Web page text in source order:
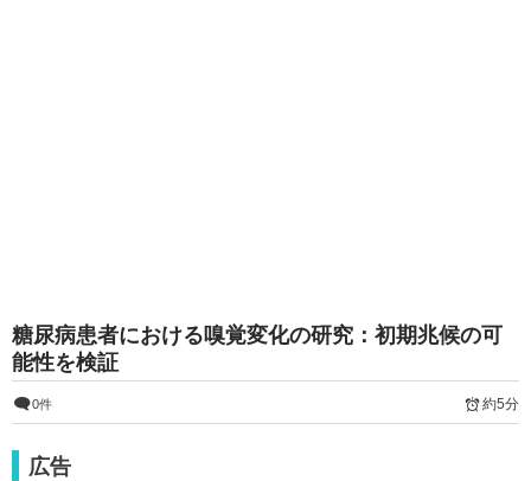
糖尿病患者における嗅覚変化の研究：初期兆候の可
能性を検証
0件 約5分
広告